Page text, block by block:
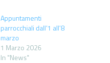
Appuntamenti
parrocchiali dall’1 all’8
marzo
1 Marzo 2026
In "News"